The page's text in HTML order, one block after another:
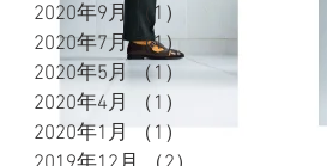
2020年9月
（1）
2020年7月 （1）
1件の記事
2020年5月
（1）
1件の記事
2020年4月
（1）
2020年1月
（1）